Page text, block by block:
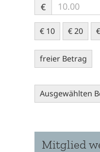
€
€ 10 € 20
freier Betrag
Ausgewählten
Mitglied